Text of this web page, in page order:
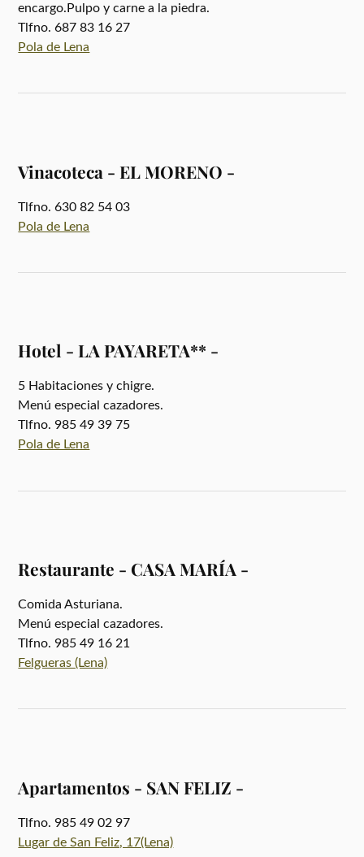
encargo.Pulpo y carne a la piedra.
Tlfno. 687 83 16 27
Pola de Lena
Vinacoteca - EL MORENO -
Tlfno. 630 82 54 03
Pola de Lena
Hotel - LA PAYARETA** -
5 Habitaciones y chigre.
Menú especial cazadores.
Tlfno. 985 49 39 75
Pola de Lena
Restaurante - CASA MARÍA -
Comida Asturiana.
Menú especial cazadores.
Tlfno. 985 49 16 21
Felgueras (Lena)
Apartamentos - SAN FELIZ -
Tlfno. 985 49 02 97
Lugar de San Feliz, 17(Lena)